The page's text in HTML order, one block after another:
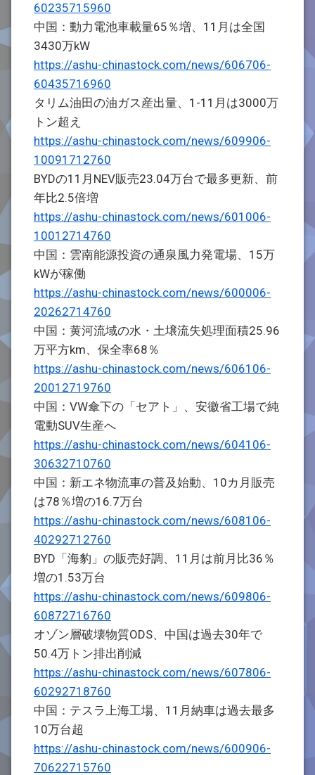
60235715960
中国：動力電池車載量65％増、11月は全国
3430万kW
https://ashu-chinastock.com/news/606706-
60435716960
タリム油田の油ガス産出量、1-11月は3000万
トン超え
https://ashu-chinastock.com/news/609906-
10091712760
BYDの11月NEV販売23.04万台で最多更新、前
年比2.5倍増
https://ashu-chinastock.com/news/601006-
10012714760
中国：雲南能源投資の通泉風力発電場、15万
kWが稼働
https://ashu-chinastock.com/news/600006-
20262714760
中国：黄河流域の水・土壌流失処理面積25.96
万平方km、保全率68％
https://ashu-chinastock.com/news/606106-
20012719760
中国：VW傘下の「セアト」、安徽省工場で純
電動SUV生産へ
https://ashu-chinastock.com/news/604106-
30632710760
中国：新エネ物流車の普及始動、10カ月販売
は78％増の16.7万台
https://ashu-chinastock.com/news/608106-
40292712760
BYD「海豹」の販売好調、11月は前月比36％
増の1.53万台
https://ashu-chinastock.com/news/609806-
60872716760
オゾン層破壊物質ODS、中国は過去30年で
50.4万トン排出削減
https://ashu-chinastock.com/news/607806-
60292718760
中国：テスラ上海工場、11月納車は過去最多
10万台超
https://ashu-chinastock.com/news/600906-
70622715760